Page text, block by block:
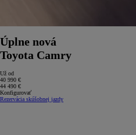
Úplne nová
Toyota Camry
Už od
40 990 €
44 490 €
Konfigurovať
Rezervácia skúšobnej jazdy